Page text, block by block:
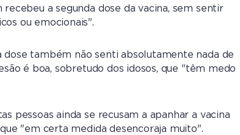
a segunda dose da vacina, sem sentir
ou emocionais".
também não senti absolutamente nada de
é boa, sobretudo dos idosos, que "têm medo
pessoas ainda se recusam a apanhar a vacina
"em certa medida desencoraja muito".